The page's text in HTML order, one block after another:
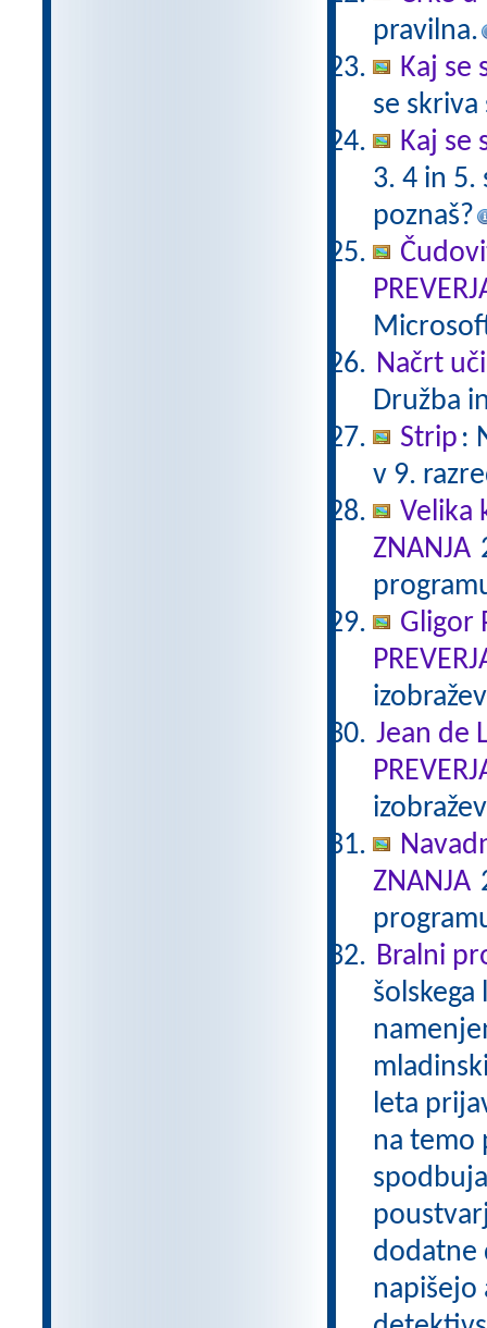
pravilna.
Kaj se
se
Kaj se
3. 4 in 5.
poznaš?
Načrt
Družba
Strip :
v 9.
Velika
ZNANJA
Gligor
Jean de
ZNANJA
Bralni
leta
na temo
dodatne
napišejo